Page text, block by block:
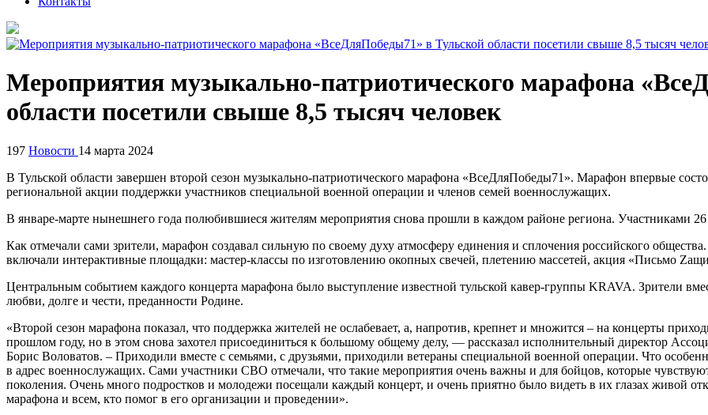
Мероприятия музыкально-патриотического марафона
области посетили свыше 8,5 тысяч человек
197 Новости 14 марта 2024
В Тульской области завершен второй сезон музыкально-патриотического марафона «ВсеДляПобеды71». Марафон впервые
региональной акции поддержки участников специальной военной операции и членов семей военнослужащих.
В январе-марте нынешнего года полюбившиеся жителям мероприятия снова прошли в каждом районе региона. Участниками 26
Как отмечали сами зрители, марафон создавал сильную по своему духу атмосферу единения и сплочения российского
включали интерактивные площадки: мастер-классы по изготовлению окопных свечей, плетению массетей, акция «Письмо
Центральным событием каждого концерта марафона было выступление известной тульской кавер-группы KRAVA. Зрители
любви, долге и чести, преданности Родине.
«Второй сезон марафона показал, что поддержка жителей не ослабевает, а, напротив, крепнет и множится – на концерты
прошлом году, но в этом снова захотел присоединиться к большому общему делу, — рассказал исполнительный директор
Борис Воловатов. – Приходили вместе с семьями, с друзьями, приходили ветераны специальной военной операции. Что
в адрес военнослужащих. Сами участники СВО отмечали, что такие мероприятия очень важны и для бойцов, которые
поколения. Очень много подростков и молодежи посещали каждый концерт, и очень приятно было видеть в их глазах живой
марафона и всем, кто помог в его организации и проведении».